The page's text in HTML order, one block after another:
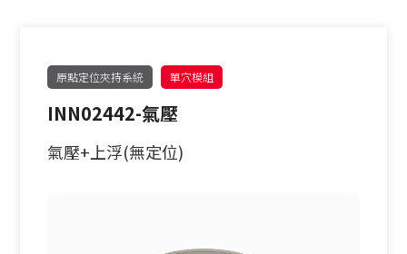
單定位Ｌ底板
三面錐塔
立柱
30-60公斤
60-150公斤
機械手臂客製化
自動氣壓虎鉗
原點定位夾持系統 單穴模組
INN02442-氣壓
氣壓+上浮(無定位)